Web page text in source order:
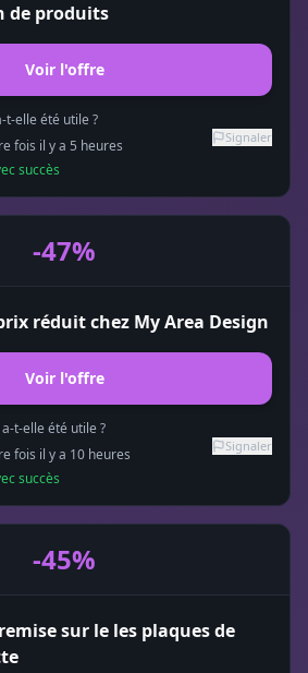
de produits
Voir l'offre
t-elle été utile ?
fois il y a 5 heures
succès
Signaler
-47%
réduit chez My Area Design
Voir l'offre
t-elle été utile ?
fois il y a 10 heures
succès
Signaler
-45%
sur le les plaques de